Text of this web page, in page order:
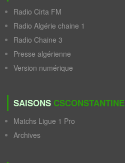
Radio Cirta FM
Radio Algérie chaine 1
Radio Chaine 3
Presse algérienne
Version numérique
SAISONS CSCONSTANTINE
Matchs Ligue 1 Pro
Archives